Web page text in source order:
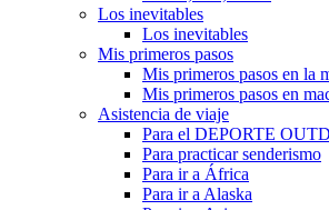
Los inevitables
Los inevitables
Mis primeros pasos
Mis primeros pasos en la
Mis primeros pasos en
Asistencia de viaje
Para el DEPORTE
Para practicar senderismo
Para ir a África
Para ir a Alaska